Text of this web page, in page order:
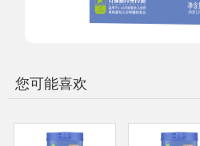
您可能喜欢